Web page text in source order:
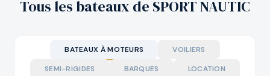
Tous les bateaux de SPORT NAUTIC
BATEAUX À MOTEURS
VOILIERS
SEMI-RIGIDES
BARQUES
LOCATION